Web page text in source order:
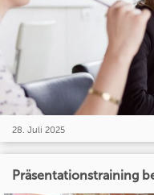
28. Juli 2025
Präsentationstraining